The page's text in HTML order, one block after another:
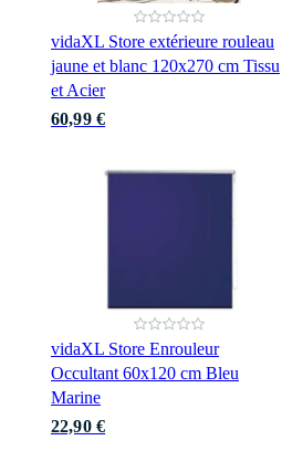
vidaXL Store extérieure rouleau
jaune et blanc 120x270 cm Tissu
et Acier
60,99 €
vidaXL Store Enrouleur
Occultant 60x120 cm Bleu
Marine
22,90 €